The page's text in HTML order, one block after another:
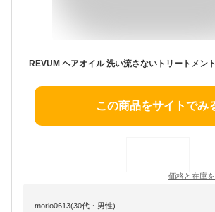
この商品をサイトでみ
価格と在庫を
morio0613(30代・男性)